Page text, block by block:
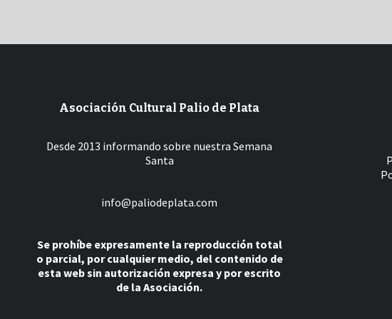
Asociación Cultural Palio de Plata
Desde 2013 informando sobre nuestra Semana
Santa
info@paliodeplata.com
Se prohíbe expresamente la reproducción total
o parcial, por cualquier medio, del contenido de
esta web sin autorización expresa y por escrito
de la Asociación.